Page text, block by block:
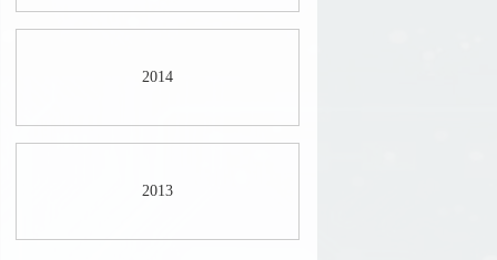
2014
2013